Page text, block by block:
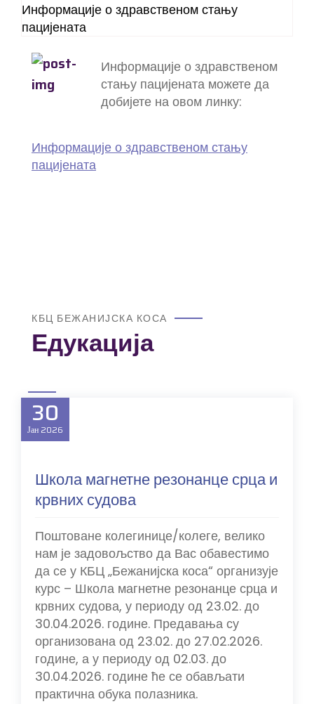
Информације о здравственом стању
пацијената
Информације о здравственом
стању пацијената можете да
добијете на овом линку:
Информације о здравственом стању
пацијената
КБЦ БЕЖАНИЈСКА КОСА
Едукација
30
Јан 2026
Школа магнетне резонанце срца и
крвних судова
Поштоване колегинице/колеге, велико
нам је задовољство да Вас обавестимо
да се у КБЦ „Бежанијска коса“ организује
курс – Школа магнетне резонанце срца и
крвних судова, у периоду од 23.02. до
30.04.2026. године. Предавања су
организована од 23.02. до 27.02.2026.
године, а у периоду од 02.03. до
30.04.2026. године ће се обављати
практична обука полазника.